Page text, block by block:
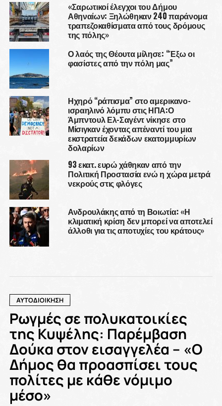
«Σαρωτικοί έλεγχοι του Δήμου
Αθηναίων: Ξηλώθηκαν 240 παράνομα
τραπεζοκαθίσματα από τους δρόμους
της πόλης»
Ο λαός της Θέουτα μίλησε: “Έξω οι
φασίστες από την πόλη μας”
Ηχηρό “ράπισμα” στο αμερικανο-
ισραηλινό λόμπυ στις ΗΠΑ:Ο
Άμπντουλ Ελ-Σαγέντ νίκησε στο
Μίσιγκαν έχοντας απέναντί του μια
εκστρατεία δεκάδων εκατομμυρίων
δολαρίων
93 εκατ. ευρώ χάθηκαν από την
Πολιτική Προστασία ενώ η χώρα μετρά
νεκρούς στις φλόγες
Ανδρουλάκης από τη Βοιωτία: «Η
κλιματική κρίση δεν μπορεί να αποτελεί
άλλοθι για τις αποτυχίες του κράτους»
ΑΥΤΟΔΙΟΙΚΗΣΗ
Ρωγμές σε πολυκατοικίες
της Κυψέλης: Παρέμβαση
Δούκα στον εισαγγελέα – «Ο
Δήμος θα προασπίσει τους
πολίτες με κάθε νόμιμο
μέσο»